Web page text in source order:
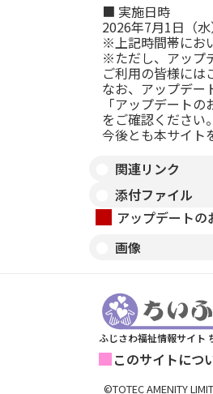
■ 実施日時
2026年7月1日（
※上記時間帯にお
※ただし、アップ
ご利用の皆様には
なお、アップデー
「アップデート
をご確認ください。
今後とも本サイト
関連リンク
添付ファイル
アップデート
画像
ふじさわ福祉情報サイト
このサイトにつ
©TOTEC AMENITY